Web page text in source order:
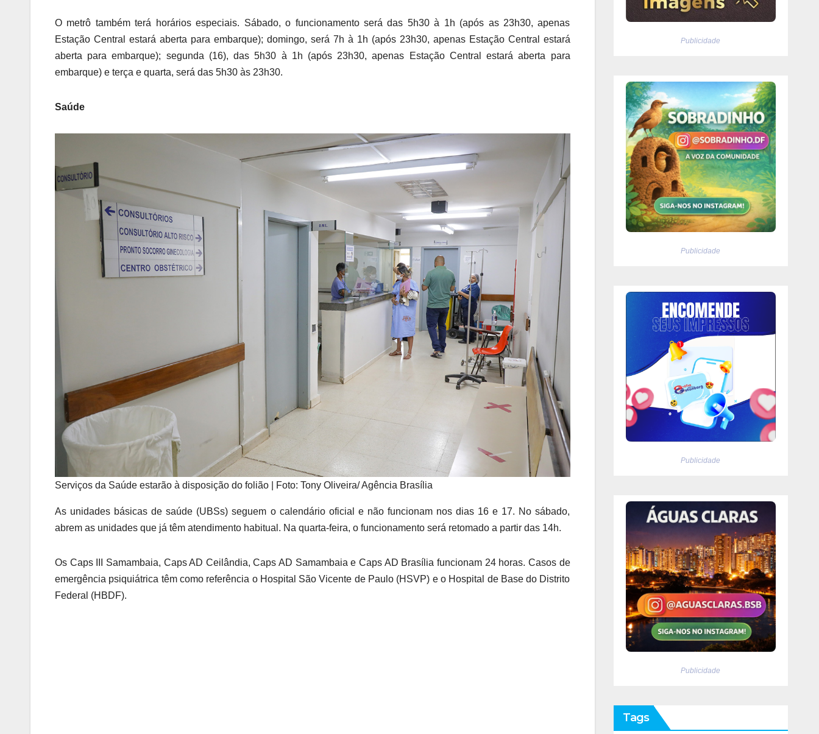
O metrô também terá horários especiais. Sábado, o funcionamento será das 5h30 à 1h (após as 23h30, apenas
Estação Central estará aberta para embarque); domingo, será 7h à 1h (após 23h30, apenas Estação Central estará
aberta para embarque); segunda (16), das 5h30 à 1h (após 23h30, apenas Estação Central estará aberta para
embarque) e terça e quarta, será das 5h30 às 23h30.
Saúde
Serviços da Saúde estarão à disposição do folião | Foto: Tony Oliveira/ Agência Brasília
As unidades básicas de saúde (UBSs) seguem o calendário oficial e não funcionam nos dias 16 e 17. No sábado,
abrem as unidades que já têm atendimento habitual. Na quarta-feira, o funcionamento será retomado a partir das 14h.
Os Caps III Samambaia, Caps AD Ceilândia, Caps AD Samambaia e Caps AD Brasília funcionam 24 horas. Casos de
emergência psiquiátrica têm como referência o Hospital São Vicente de Paulo (HSVP) e o Hospital de Base do Distrito
Federal (HBDF).
Publicidade
Publicidade
Publicidade
Publicidade
Tags